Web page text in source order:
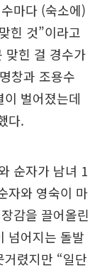
마다 (숙소에)
힌 것”이라고
맞힌 걸 경수가
창과 조용수
벌어졌는데
다.
순자가 남녀 1
자와 영숙이 마
감을 끌어올린
넘어지는 돌발
렸지만 “일단